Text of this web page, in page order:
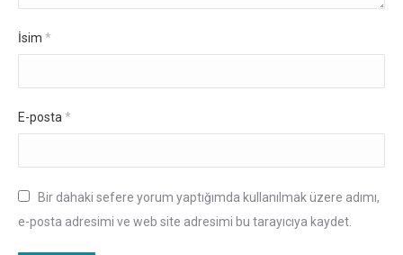
İsim *
E-posta *
Bir dahaki sefere yorum yaptığımda kullanılmak üzere adımı,
e-posta adresimi ve web site adresimi bu tarayıcıya kaydet.